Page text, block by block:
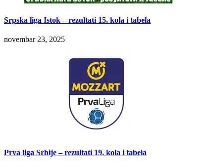
Srpska liga Istok – rezultati 15. kola i tabela
novembar 23, 2025
Prva liga Srbije – rezultati 19. kola i tabela